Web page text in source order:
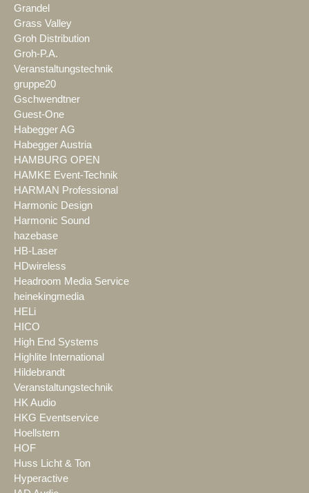
Grandel
Grass Valley
Groh Distribution
Groh-P.A.
Veranstaltungstechnik
gruppe20
Gschwendtner
Guest-One
Habegger AG
Habegger Austria
HAMBURG OPEN
HAMKE Event-Technik
HARMAN Professional
Harmonic Design
Harmonic Sound
hazebase
HB-Laser
HDwireless
Headroom Media Service
heinekingmedia
HELi
HICO
High End Systems
Highlite International
Hildebrandt
Veranstaltungstechnik
HK Audio
HKG Eventservice
Hoellstern
HOF
Huss Licht & Ton
Hyperactive